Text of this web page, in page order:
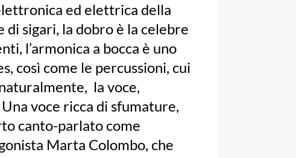
ed elettrica della
sigari, la dobro è la celebre
l’armonica a bocca è uno
così come le percussioni, cui
la voce,
voce ricca di sfumature,
canto-parlato come
Marta Colombo, che